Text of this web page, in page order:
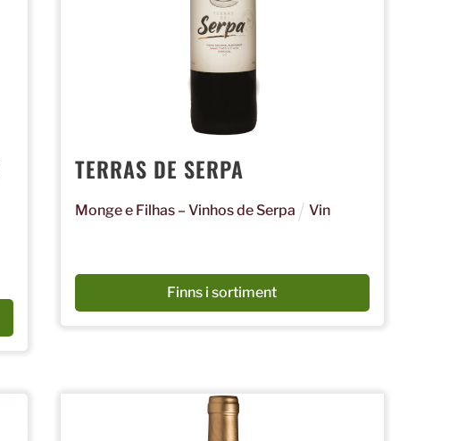
TERRAS DE SERPA
Monge e Filhas – Vinhos de Serpa Vin
Finns i sortiment